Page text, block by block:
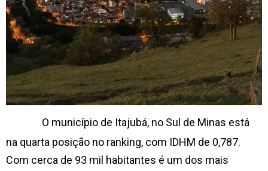
O município de Itajubá, no Sul de Minas está
na quarta posição no ranking, com IDHM de 0,787.
Com cerca de 93 mil habitantes é um dos mais